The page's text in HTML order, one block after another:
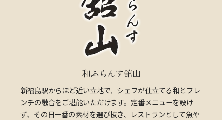
和ふらんす舘山
新福島駅からほど近い立地で、シェフが仕立てる和とフレ
ンチの融合をご堪能いただけます。定番メニューを設け
ず、その日一番の素材を選び抜き、レストランとして魚や